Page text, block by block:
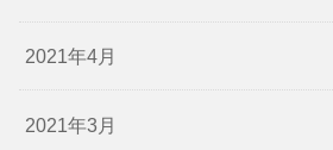
2021年4月
2021年3月